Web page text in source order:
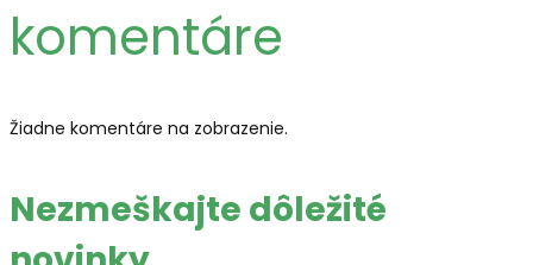
komentáre
Žiadne komentáre na zobrazenie.
Nezmeškajte dôležité